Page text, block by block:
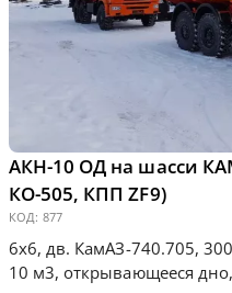
АКН-10 ОД на шасси
КО-505, КПП ZF9)
КОД: 877
6х6, дв. КамАЗ-740.705,
10 м3, открывающееся